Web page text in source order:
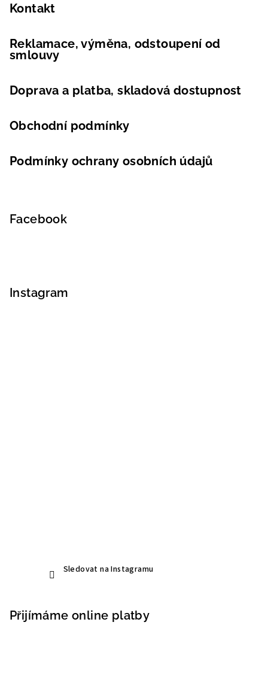
Kontakt
Reklamace, výměna, odstoupení od
smlouvy
Doprava a platba, skladová dostupnost
Obchodní podmínky
Podmínky ochrany osobních údajů
Facebook
Instagram
Sledovat na Instagramu
Přijímáme online platby